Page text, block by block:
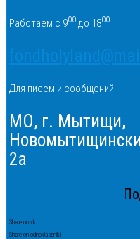
Работаем с 900 до 1800
Для писем и сообщений
МО, г. Мытищи,
2а
Share on vk
Share on odnoklassniki